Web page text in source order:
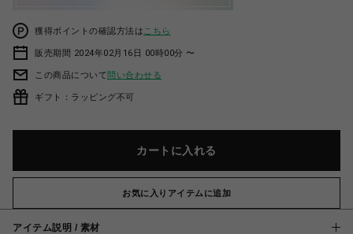
獲得ポイントの確認方法は こちら
販売期間 2024年02月16日 00時00分 〜
この商品について問い合わせる
ギフト：ラッピング不可
カートに入れる
お気に入りアイテムに追加
アイテム説明 / 素材